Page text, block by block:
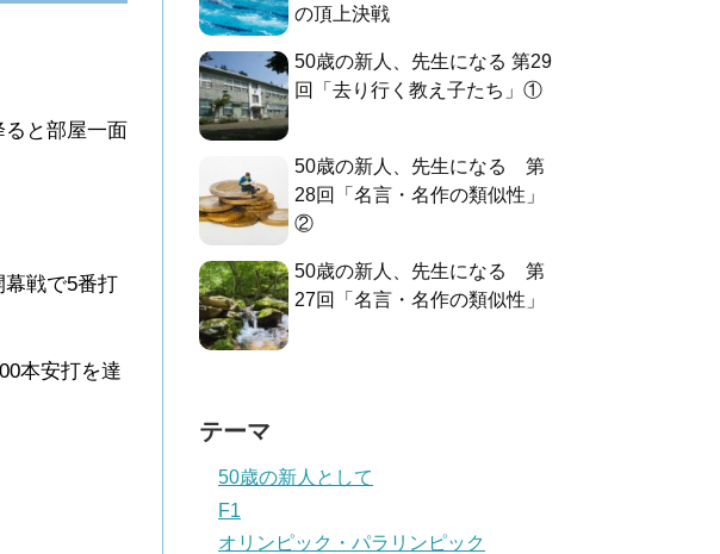
と部屋一面
戦で5番打
本安打を達
の頂上決戦
50歳の新人、先生になる 第29
回「去り行く教え子たち」①
50歳の新人、先生になる 第
28回「名言・名作の類似性」
②
50歳の新人、先生になる 第
27回「名言・名作の類似性」
テーマ
50歳の新人として
F1
オリンピック・パラリンピック